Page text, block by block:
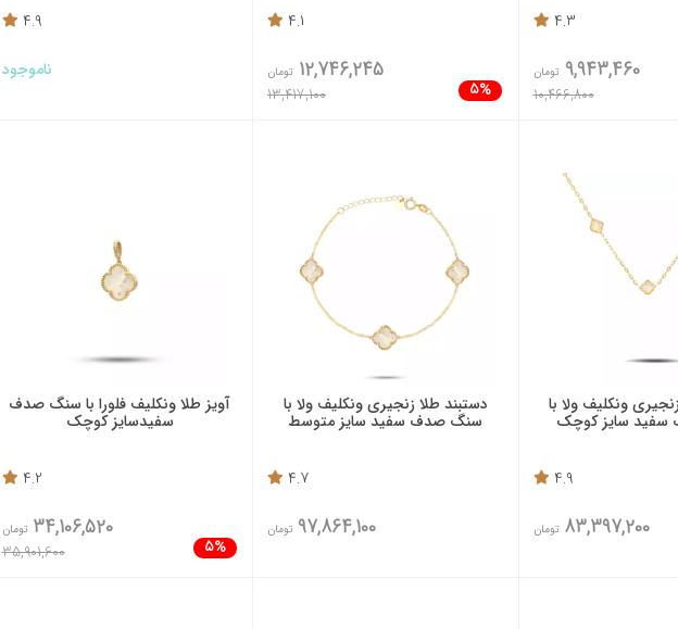
4.3
9,943,460 تومان
10,466,800
4.1
5%
12,746,245 تومان
13,417,100
4.9
ناموجود
ونکلیف ولا با
سایز کوچک
4.9
83,397,200 تومان
دستبند طلا زنجیری ونکلیف ولا با
سنگ صدف سفید سایز متوسط
4.7
97,864,100 تومان
آویز طلا ونکلیف فلورا با سنگ صدف
سفیدسایز کوچک
4.2
5%
34,106,520 تومان
35,901,600